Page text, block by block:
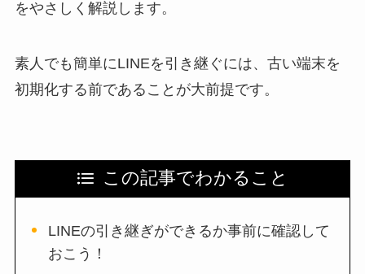
をやさしく解説します。
素人でも簡単にLINEを引き継ぐには、古い端末を
初期化する前であることが大前提です。
この記事でわかること
LINEの引き継ぎができるか事前に確認して
おこう！